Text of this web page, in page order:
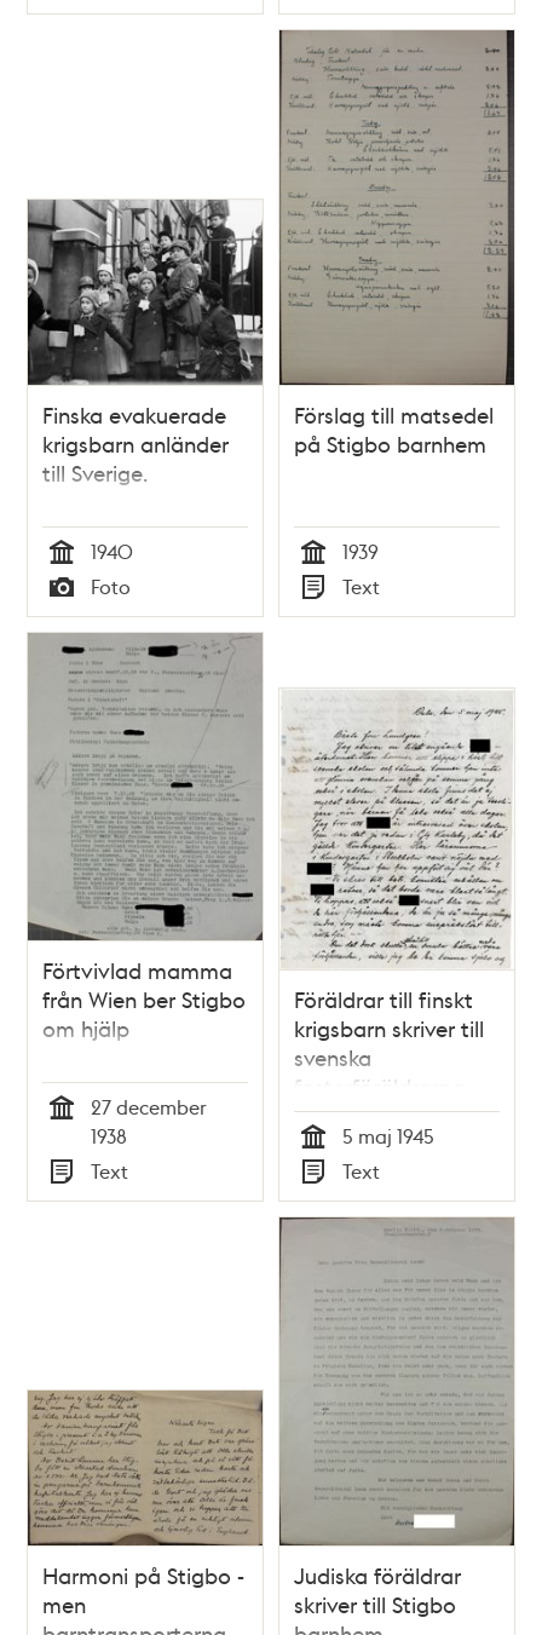
Typ Typ
Finska evakuerade
krigsbarn anländer
till Sverige.
Tid
1940
Typ
Foto
Förslag till matsedel
på Stigbo barnhem
Tid
1939
Typ
Text
Förtvivlad mamma
från Wien ber Stigbo
om hjälp
27 december
1938
Typ
Text
Föräldrar till finskt
krigsbarn skriver till
svenska
fosterföräldrarna
Tid
5 maj 1945
Typ
Text
Harmoni på Stigbo -
men
Judiska föräldrar
skriver till Stigbo